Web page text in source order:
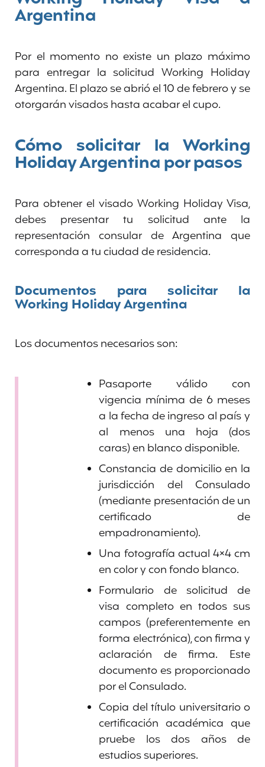
Argentina
Por el momento no existe un plazo máximo
para entregar la solicitud Working Holiday
Argentina. El plazo se abrió el 10 de febrero y se
otorgarán visados hasta acabar el cupo.
Cómo solicitar la Working
Holiday Argentina por pasos
Para obtener el visado Working Holiday Visa,
debes presentar tu solicitud ante la
representación consular de Argentina que
corresponda a tu ciudad de residencia.
Documentos para solicitar la
Working Holiday Argentina
Los documentos necesarios son:
Pasaporte válido con
vigencia mínima de 6 meses
a la fecha de ingreso al país y
al menos una hoja (dos
caras) en blanco disponible.
Constancia de domicilio en la
jurisdicción del Consulado
(mediante presentación de un
certificado de
empadronamiento).
Una fotografía actual 4×4 cm
en color y con fondo blanco.
Formulario de solicitud de
visa completo en todos sus
campos (preferentemente en
forma electrónica), con firma y
aclaración de firma. Este
documento es proporcionado
por el Consulado.
Copia del título universitario o
certificación académica que
pruebe los dos años de
estudios superiores.